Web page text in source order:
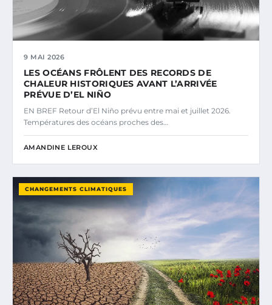
9 MAI 2026
LES OCÉANS FRÔLENT DES RECORDS DE
CHALEUR HISTORIQUES AVANT L’ARRIVÉE
PRÉVUE D’EL NIÑO
EN BREF Retour d’El Niño prévu entre mai et juillet 2026.
Températures des océans proches des…
AMANDINE LEROUX
CHANGEMENTS CLIMATIQUES